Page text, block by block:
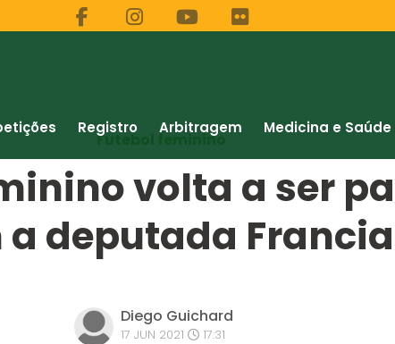
Registro Arbitragem Medicina e Saúde
Futebol feminino
volta a ser
deputada
Diego Guichard
17 JUN 2021 17:31